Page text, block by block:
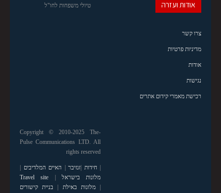
טיולי משפחות לחו"ל אודות ועזרה
צרו קשר
מדיניות פרטיות
אודות
נגישות
רכישת מאמרי קידום אתרים
Copyright © 2010-2025 The-
Pulse Communications LTD. All
rights reserved
|חידות זנזיבר האיים המלדיבים
מלונות בישראל
Travel site
|מלונות באילת
בניית קישורים